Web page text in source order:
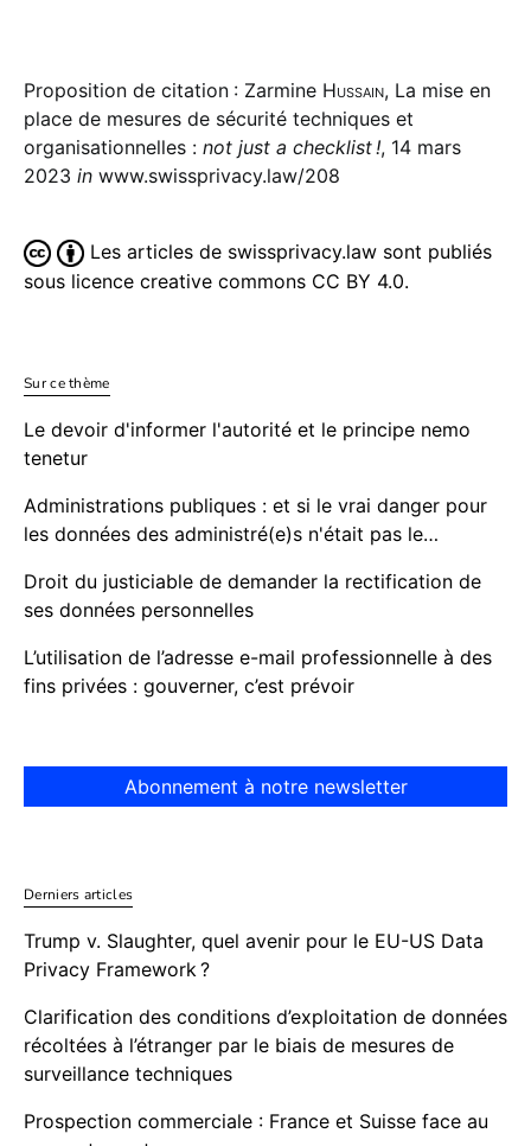
Proposition de citation : Zarmine Hussain, La mise en
place de mesures de sécurité techniques et
organisationnelles : not just a checklist !, 14 mars
2023 in www.swissprivacy.law/208
Les articles de swissprivacy.law sont publiés
sous licence creative commons CC BY 4.0.
Sur ce thème
Le devoir d'informer l'autorité et le principe nemo
tenetur
Administrations publiques : et si le vrai danger pour
les données des administré(e)s n'était pas le…
Droit du justiciable de demander la rectification de
ses données personnelles
L’utilisation de l’adresse e-mail professionnelle à des
fins privées : gouverner, c’est prévoir
Abonnement à notre newsletter
Derniers articles
Trump v. Slaughter, quel avenir pour le EU-US Data
Privacy Framework ?
Clarification des conditions d’exploitation de données
récoltées à l’étranger par le biais de mesures de
surveillance techniques
Prospection commerciale : France et Suisse face au